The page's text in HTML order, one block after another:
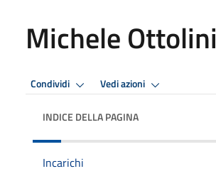
Michele Ottolini
Condividi Vedi azioni
INDICE DELLA PAGINA
Incarichi